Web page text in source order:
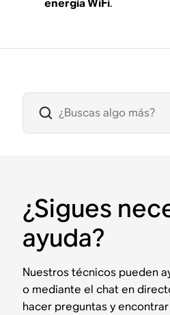
energía WiFi.
¿Sigues
ayuda?
Nuestros técnicos pueden
o mediante el chat en
hacer preguntas y